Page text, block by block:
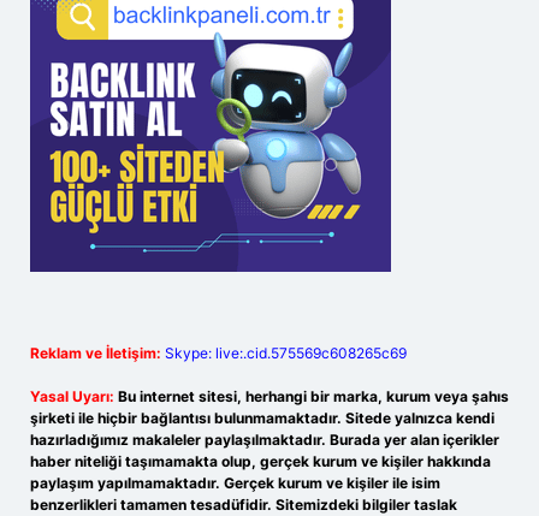
Reklam ve İletişim: Skype: live:.cid.575569c608265c69
Yasal Uyarı: Bu internet sitesi, herhangi bir marka, kurum veya şahıs
şirketi ile hiçbir bağlantısı bulunmamaktadır. Sitede yalnızca kendi
hazırladığımız makaleler paylaşılmaktadır. Burada yer alan içerikler
haber niteliği taşımamakta olup, gerçek kurum ve kişiler hakkında
paylaşım yapılmamaktadır. Gerçek kurum ve kişiler ile isim
benzerlikleri tamamen tesadüfidir. Sitemizdeki bilgiler taslak